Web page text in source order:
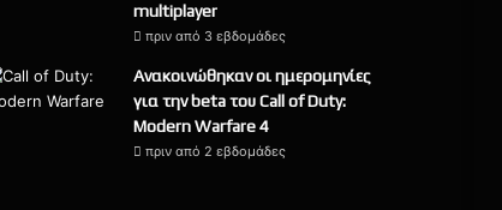
multiplayer
πριν από 3 εβδομάδες
Ανακοινώθηκαν οι ημερομηνίες
για την beta του Call of Duty:
Modern Warfare 4
πριν από 2 εβδομάδες